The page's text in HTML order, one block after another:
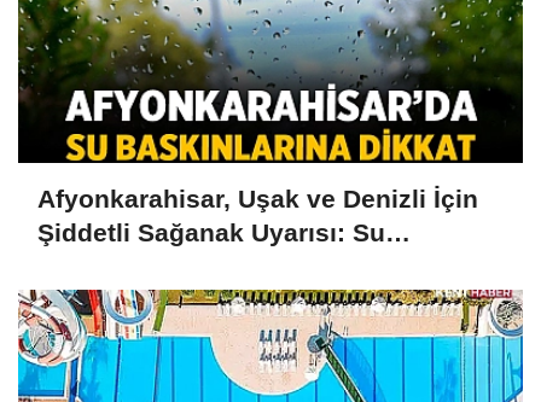
Afyonkarahisar, Uşak ve Denizli İçin
Şiddetli Sağanak Uyarısı: Su